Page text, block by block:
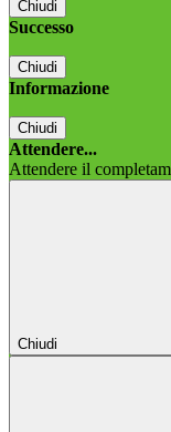
Chiudi
Successo
Chiudi
Informazione
Chiudi
Attendere...
Attendere il
Chiudi